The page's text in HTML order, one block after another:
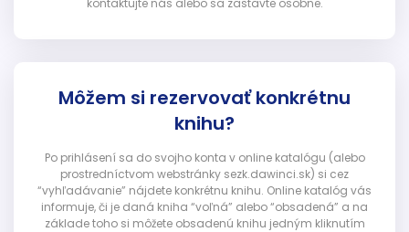
kontaktujte nás alebo sa zastavte osobne.
Môžem si rezervovať konkrétnu
knihu?
Po prihlásení sa do svojho konta v online katalógu (alebo
prostredníctvom webstránky sezk.dawinci.sk) si cez
“vyhľadávanie” nájdete konkrétnu knihu. Online katalóg vás
informuje, či je daná kniha “voľná” alebo “obsadená” a na
základe toho si môžete obsadenú knihu jedným kliknutím